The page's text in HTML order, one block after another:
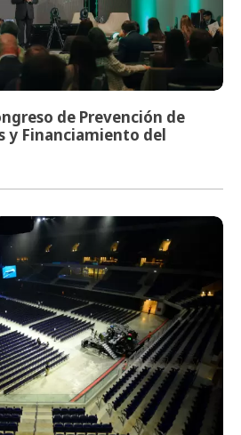
de Prevención de
y Financiamiento del